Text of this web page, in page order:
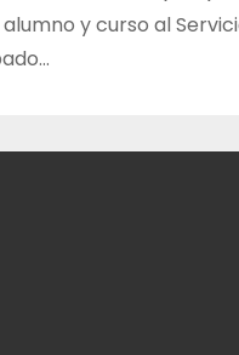
alumno y curso al